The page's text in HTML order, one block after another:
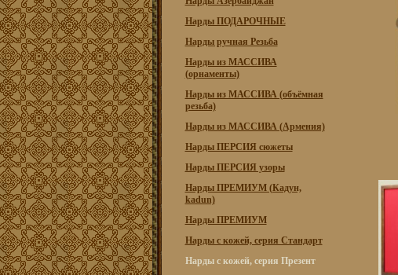
Нарды ПОДАРОЧНЫЕ
Нарды ручная Резьба
Нарды из МАССИВА
(орнаменты)
Нарды из МАССИВА (объёмная
резьба)
Нарды из МАССИВА (Армения)
Нарды ПЕРСИЯ сюжеты
Нарды ПЕРСИЯ узоры
Нарды ПРЕМИУМ (Кадун,
kadun)
Нарды ПРЕМИУМ
Нарды с кожей, серия Стандарт
Нарды с кожей, серия Презент